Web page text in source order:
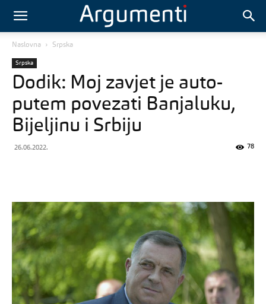
Naslovna Srpska
Srpska
Dodik: Moj zavjet je auto-
putem povezati Banjaluku,
Bijeljinu i Srbiju
26.06.2022. 78